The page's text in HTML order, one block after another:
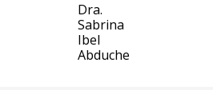
Dra.
Sabrina
Ibel
Abduche